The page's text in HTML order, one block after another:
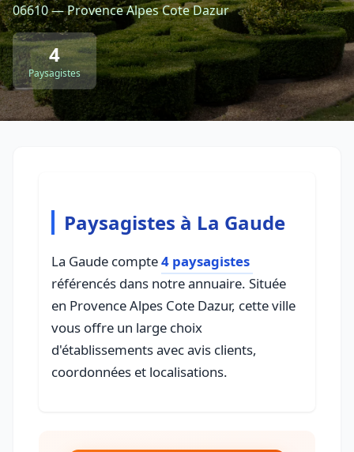
CGU-Confidentialité - Service proposé parViteUnDevis.com-Vous
06610 — Provence Alpes Cote Dazur
4
Paysagistes
Paysagistes à La Gaude
La Gaude compte4 paysagistes
référencés dans notre annuaire. Située
en Provence Alpes Cote Dazur, cette ville
vous offre un large choix
d'établissements avec avis clients,
coordonnées et localisations.